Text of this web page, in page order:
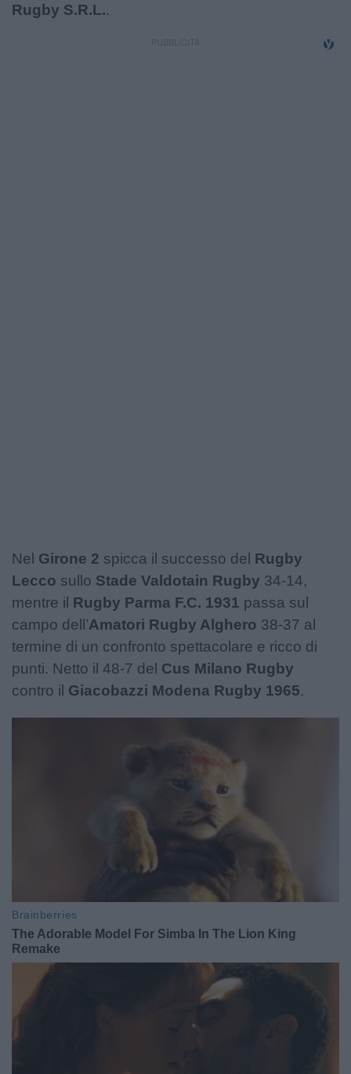
Rugby S.R.L..
Nel Girone 2 spicca il successo del Rugby
Lecco sullo Stade Valdotain Rugby 34-14,
mentre il Rugby Parma F.C. 1931 passa sul
campo dell’Amatori Rugby Alghero 38-37 al
termine di un confronto spettacolare e ricco di
punti. Netto il 48-7 del Cus Milano Rugby
contro il Giacobazzi Modena Rugby 1965.